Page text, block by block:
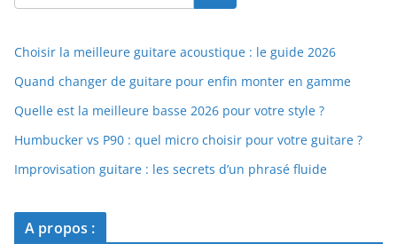
Choisir la meilleure guitare acoustique : le guide 2026
Quand changer de guitare pour enfin monter en gamme
Quelle est la meilleure basse 2026 pour votre style ?
Humbucker vs P90 : quel micro choisir pour votre guitare ?
Improvisation guitare : les secrets d’un phrasé fluide
A propos :